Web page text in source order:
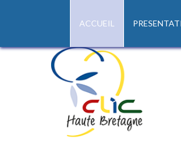
ACCUEIL